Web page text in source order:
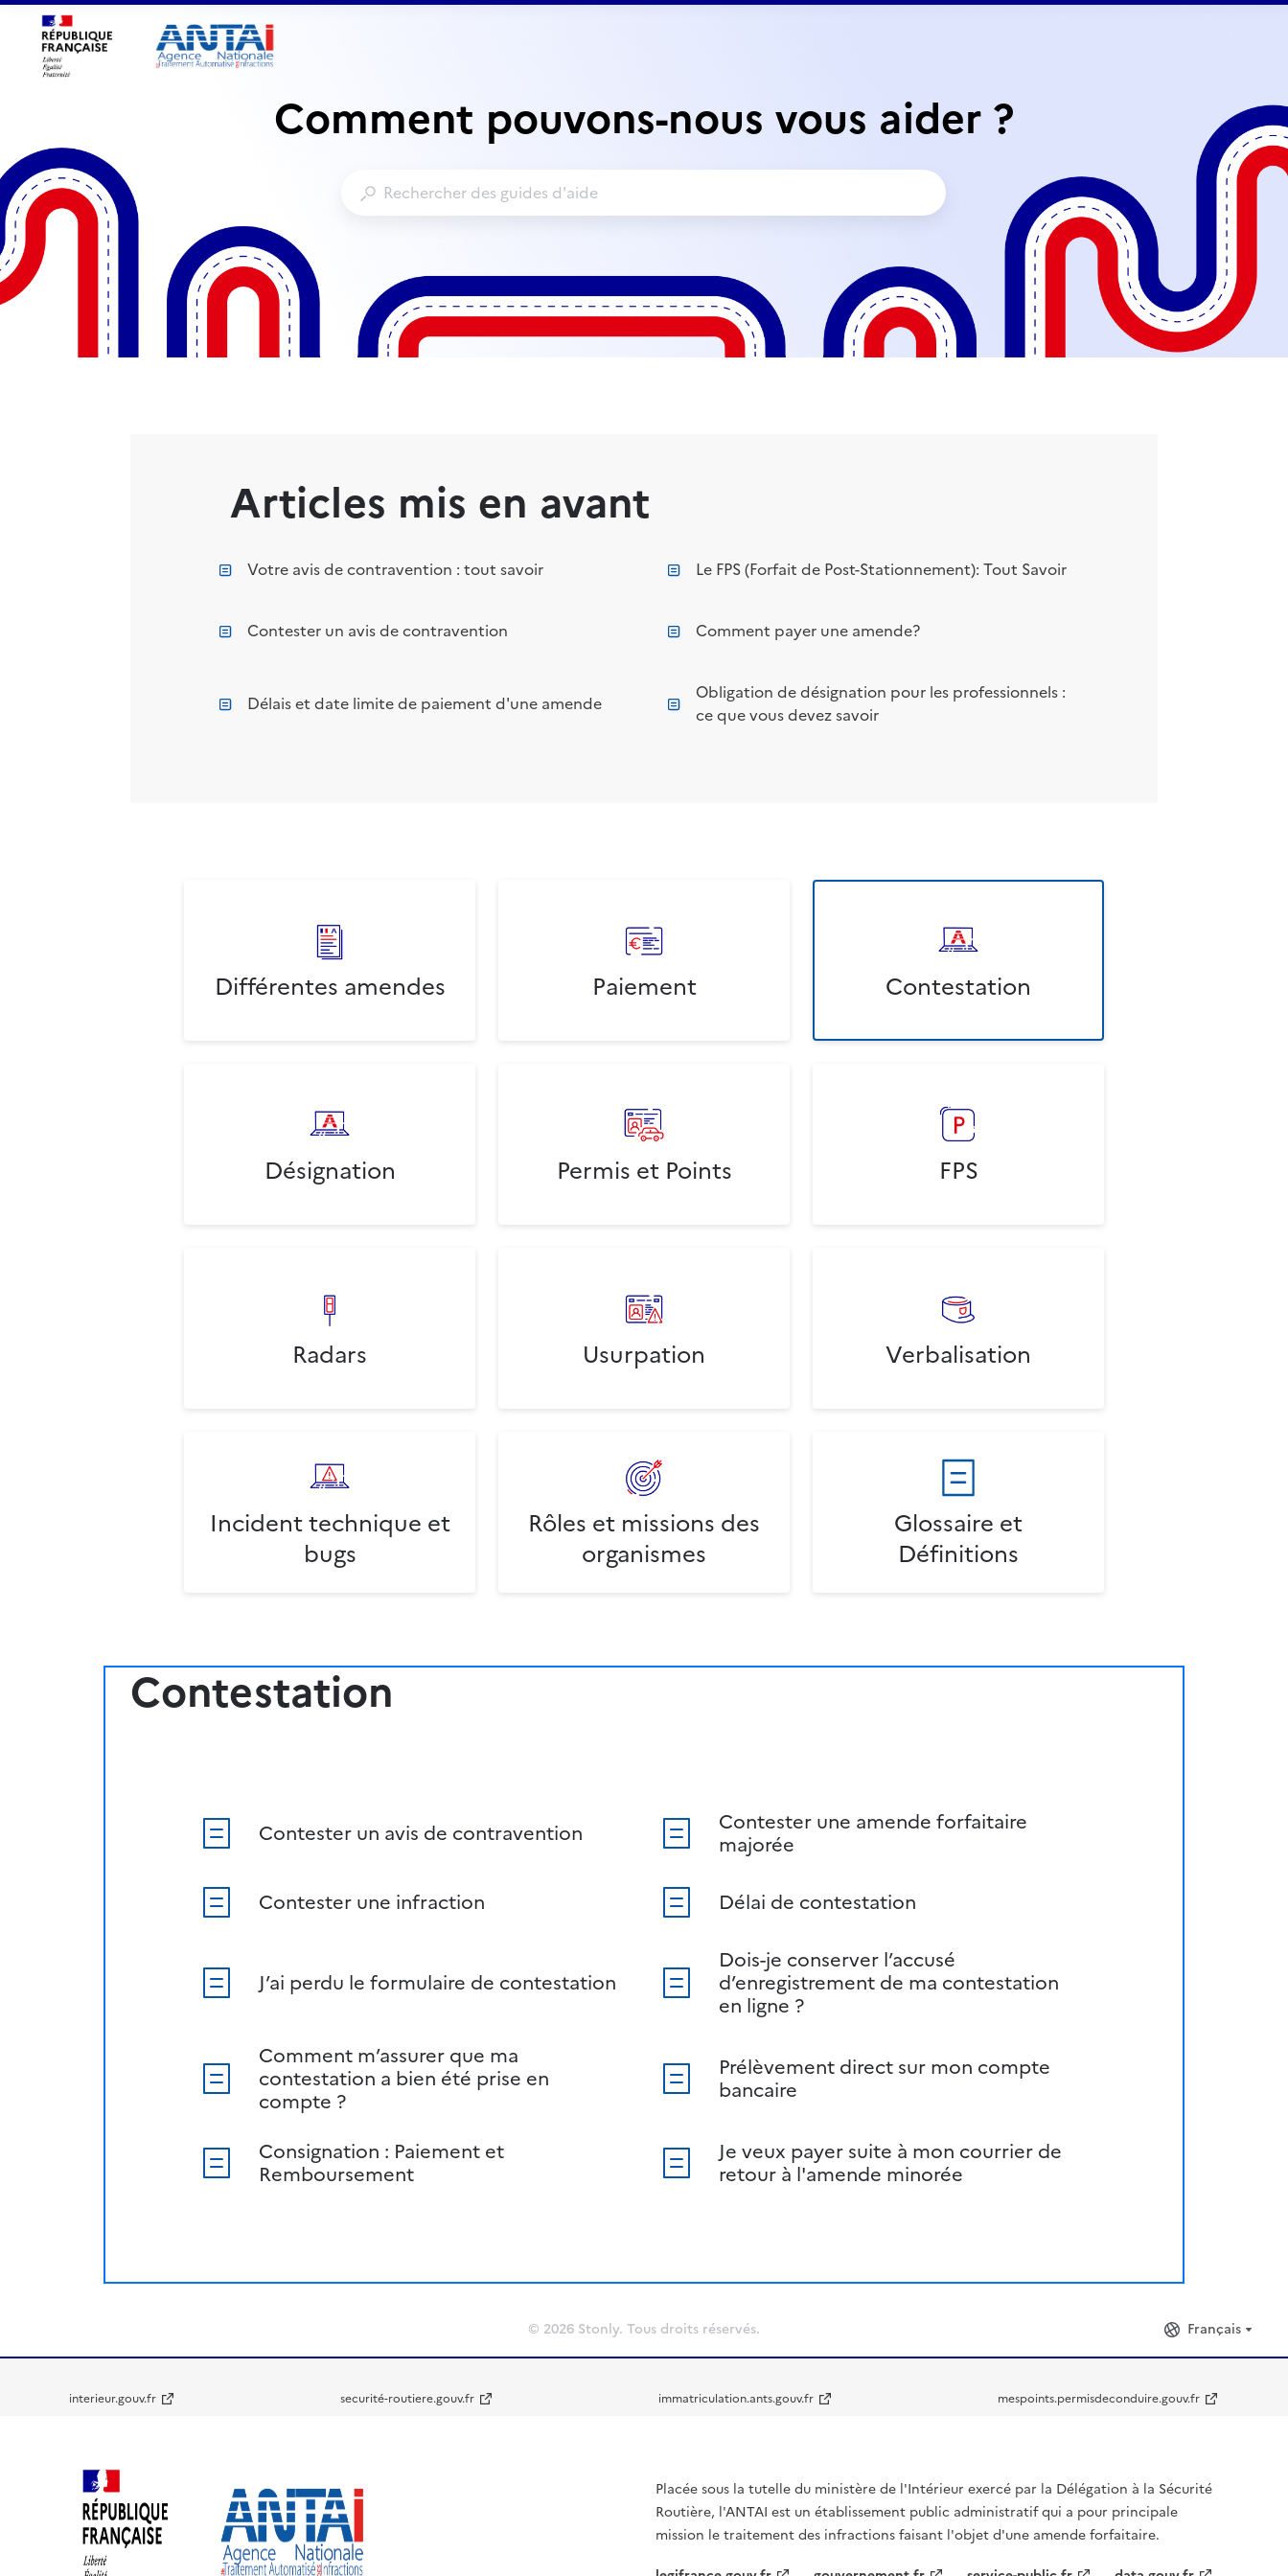
Comment pouvons-nous vous aider ?
Articles mis en avant
Votre avis de contravention : tout savoir Le FPS (Forfait de Post-Stationnement): Tout Savoir
Contester un avis de contravention Comment payer une amende?
Délais et date limite de paiement d'une amende
Obligation de désignation pour les professionnels :
ce que vous devez savoir
Différentes amendes Paiement Contestation
Désignation Permis et Points FPS
Radars Usurpation Verbalisation
Incident technique et
bugs
Rôles et missions des
organismes
Glossaire et
Définitions
Contestation
Contester un avis de contravention
Contester une amende forfaitaire
majorée
Contester une infraction
Délai de contestation
J’ai perdu le formulaire de contestation
Dois-je conserver l’accusé
d’enregistrement de ma contestation
en ligne ?
Comment m’assurer que ma
contestation a bien été prise en
compte ?
Prélèvement direct sur mon compte
bancaire
Consignation : Paiement et
Remboursement
Je veux payer suite à mon courrier de
retour à l'amende minorée
© 2026 Stonly. Tous droits réservés. Français
interieur.gouv.fr securité-routiere.gouv.fr immatriculation.ants.gouv.fr mespoints.permisdeconduire.gouv.fr
Placée sous la tutelle du ministère de l'Intérieur exercé par la Délégation à la Sécurité
Routière, l'ANTAI est un établissement public administratif qui a pour principale
mission le traitement des infractions faisant l'objet d'une amende forfaitaire.